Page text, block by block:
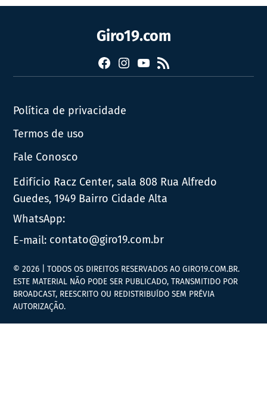
Giro19.com
FacebookInstagram
YouTube
RSS
Política de privacidade
Termos de uso
Fale Conosco
Edifício Racz Center, sala 808 Rua Alfredo
Guedes, 1949 Bairro Cidade Alta
WhatsApp:
E-mail: contato@giro19.com.br
© 2026 | TODOS OS DIREITOS RESERVADOS AO GIRO19.COM.BR.
ESTE MATERIAL NÃO PODE SER PUBLICADO, TRANSMITIDO POR
BROADCAST, REESCRITO OU REDISTRIBUÍDO SEM PRÉVIA
AUTORIZAÇÃO.